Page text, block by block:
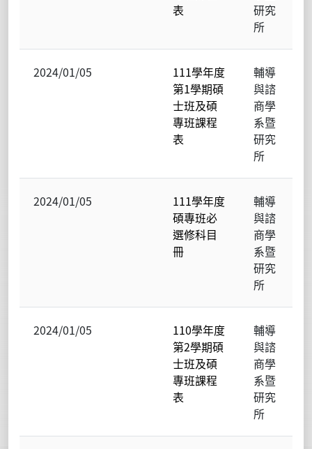
表
研究
所
2024/01/05
111學年度
第1學期碩
士班及碩
專班課程
表
輔導
與諮
商學
系暨
研究
所
2024/01/05
111學年度
碩專班必
選修科目
冊
輔導
與諮
商學
系暨
研究
所
2024/01/05
110學年度
第2學期碩
士班及碩
專班課程
表
輔導
與諮
商學
系暨
研究
所